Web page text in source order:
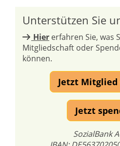
Unterstützen Sie
Hier erfahren Sie, was
Mitgliedschaft oder
können.
Jetzt Mitglied
Jetzt
SozialBank